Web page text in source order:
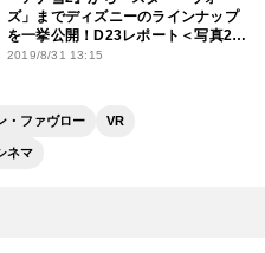
ズ」までディズニーのラインナップ
を一挙公開！D23レポート＜写真25
点＞
2019/8/31 13:15
・ファヴロー VR
ネマ